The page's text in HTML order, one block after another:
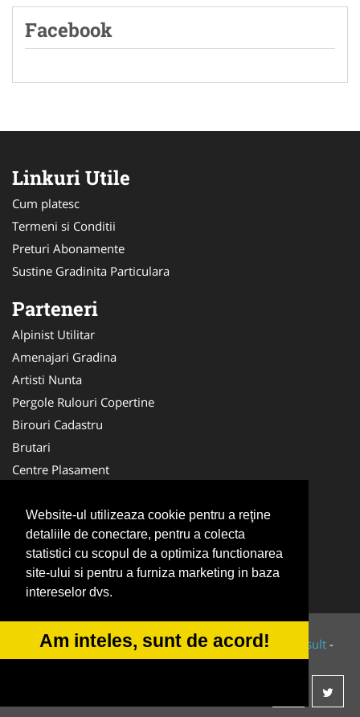
Website-ul utilizeaza cookie pentru a reţine
detaliile de conectare, pentru a colecta
statistici cu scopul de a optimiza functionarea
site-ului si pentru a furniza marketing in baza
intereselor dvs.
Am inteles, sunt de acord!
Facebook
Linkuri Utile
Cum platesc
Termeni si Conditii
Preturi Abonamente
Sustine Gradinita Particulara
Parteneri
Alpinist Utilitar
Amenajari Gradina
Artisti Nunta
Pergole Rulouri Copertine
Birouri Cadastru
Brutari
Centre Plasament
Medici Familie
Ambalaje Romania
Cardiologul
Echipament Protectie
© 2014-2026 Powered byVilonMedia&Tokaido Consult -
ANPC SOL